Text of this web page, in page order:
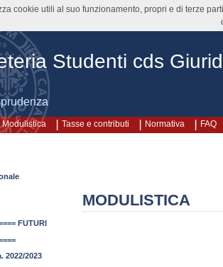
Studenti cds
Modulistica Tasse e contributi Normativa FAQ
MODULISTICA
FUTURI
2022/2023
cookie utili al suo funzionamento, propri e di terze